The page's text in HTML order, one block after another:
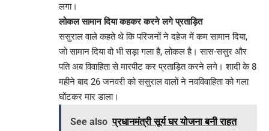
लगा।
लोकल सामान दिया कहकर करने लगे प्रताड़ित
ससुराल वाले कहते थे कि परिजनों ने दहेज में कम सामान दिया,
जो सामान दिया वो भी सड़ा गला है, लोकल है। सास-ससुर और
पति अब विवाहिता से मारपीट कर प्रताड़ित करने लगे। शादी के 8
महीने बाद 26 जनवरी को ससुराल वालों ने नवविवाहिता को गला
घोंटकर मार डाला।
See also प्रधानमंत्री सूर्य घर योजना बनी राहत